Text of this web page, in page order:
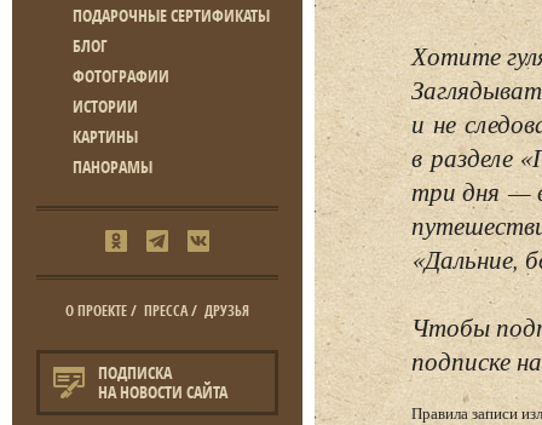
ПОДАРОЧНЫЕ СЕРТИФИКАТЫ
БЛОГ
ФОТОГРАФИИ
ИСТОРИИ
КАРТИНЫ
ПАНОРАМЫ
О ПРОЕКТЕ/ ПРЕССА/ ДРУЗЬЯ
ПОДПИСКА
НА НОВОСТИ САЙТА
Хотите
и не
в разделе
три дня —
«Дальние,
Чтобы
подписке
Правила записи